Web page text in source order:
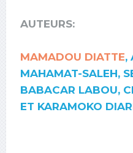
AUTEURS:
MAMADOU DIATTE,
MAHAMAT-SALEH,
BABACAR LABOU,
ET KARAMOKO